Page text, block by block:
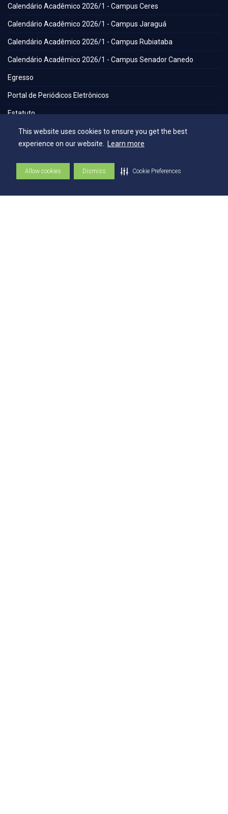
This website uses cookies to ensure you get the best
experience on our website. Learn more
Allow cookies Dismiss Cookie Preferences
Calendário Acadêmico 2026/1 - Campus Ceres
Calendário Acadêmico 2026/1 - Campus Jaraguá
Calendário Acadêmico 2026/1 - Campus Rubiataba
Calendário Acadêmico 2026/1 - Campus Senador Canedo
Egresso
Portal de Periódicos Eletrônicos
Estatuto
Balanço Social
Espaços
Flickr - AEE